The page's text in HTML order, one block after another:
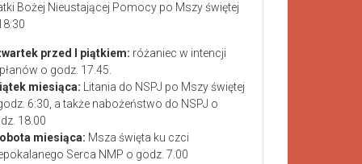
Bożej Nieustającej Pomocy po Mszy świętej
przed I piątkiem: różaniec w intencji
o godz. 17.45.
miesiąca: Litania do NSPJ po Mszy świętej
6:30, a także nabożeństwo do NSPJ o
18.00
miesiąca: Msza święta ku czci
Serca NMP o godz. 7.00